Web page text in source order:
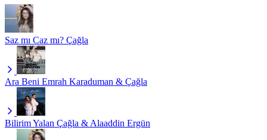
Saz mı Caz mı? Çağla
Ara Beni Emrah Karaduman & Çağla
Bilirim Yalan Çağla & Alaaddin Ergün